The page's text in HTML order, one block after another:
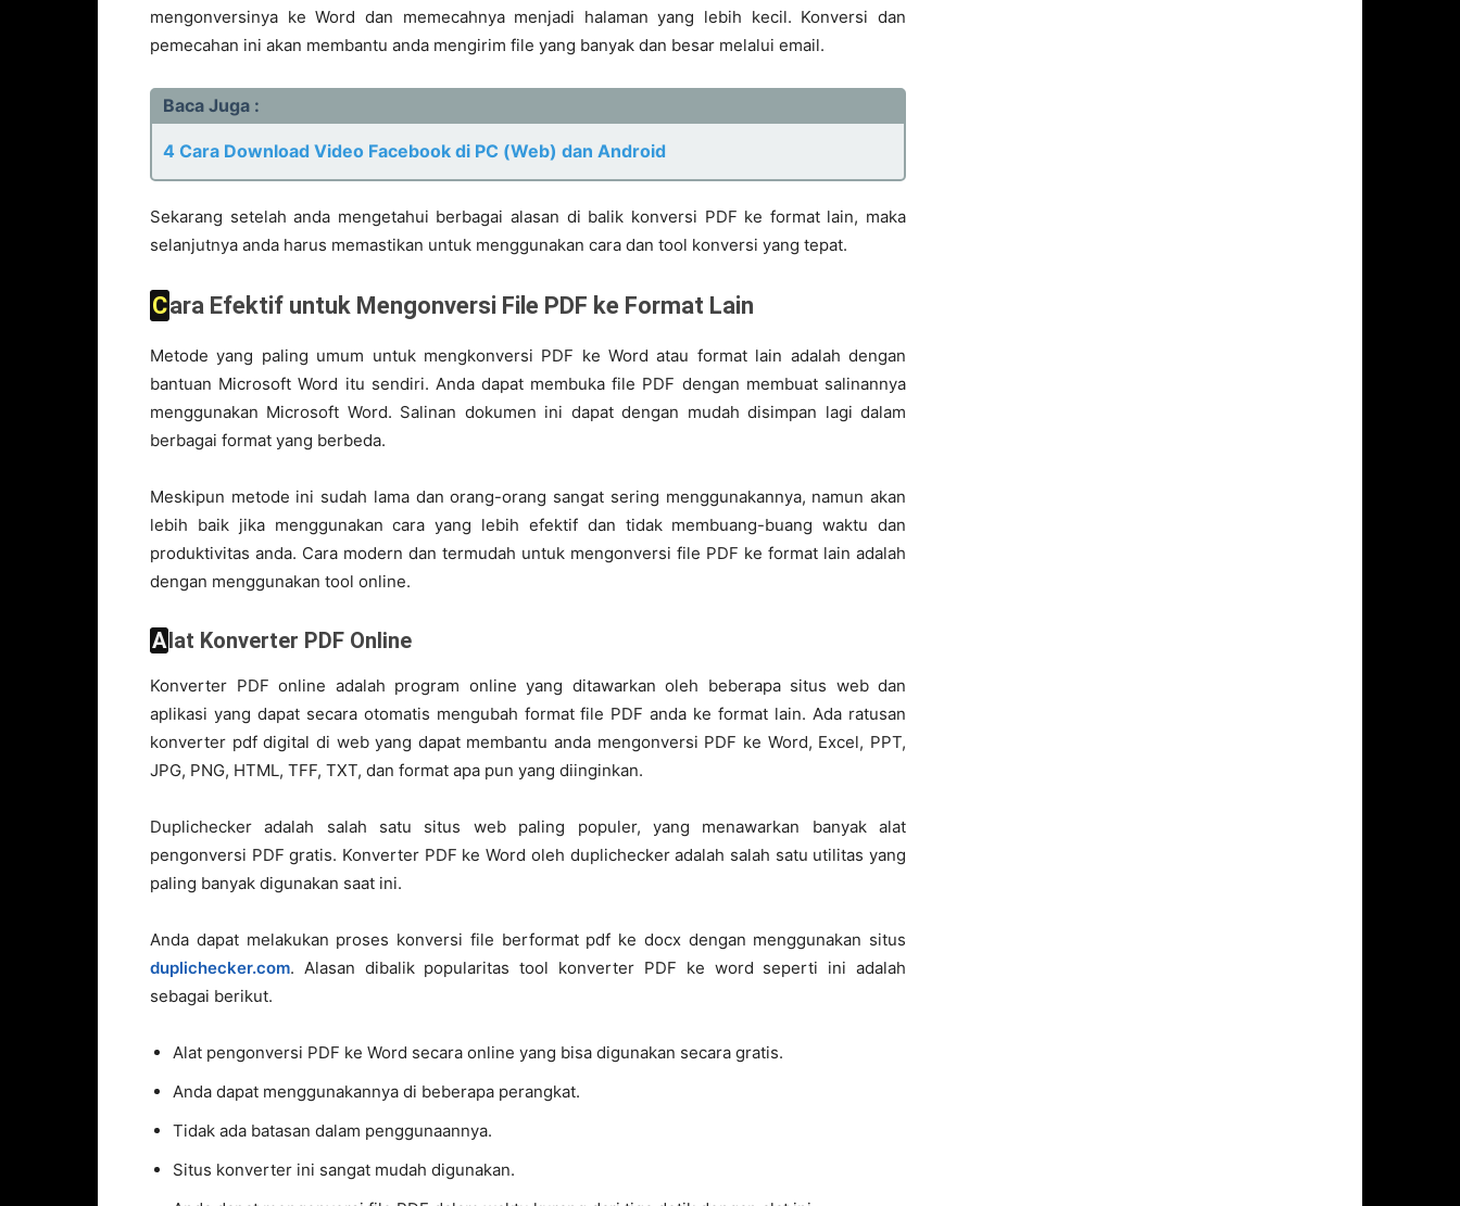
mengonversinya ke Word dan memecahnya menjadi halaman yang lebih kecil. Konversi dan
pemecahan ini akan membantu anda mengirim file yang banyak dan besar melalui email.
Baca Juga :
4 Cara Download Video Facebook di PC (Web) dan Android
Sekarang setelah anda mengetahui berbagai alasan di balik konversi PDF ke format lain, maka
selanjutnya anda harus memastikan untuk menggunakan cara dan tool konversi yang tepat.
Cara Efektif untuk Mengonversi File PDF ke Format Lain
Metode yang paling umum untuk mengkonversi PDF ke Word atau format lain adalah dengan
bantuan Microsoft Word itu sendiri. Anda dapat membuka file PDF dengan membuat salinannya
menggunakan Microsoft Word. Salinan dokumen ini dapat dengan mudah disimpan lagi dalam
berbagai format yang berbeda.
Meskipun metode ini sudah lama dan orang-orang sangat sering menggunakannya, namun akan
lebih baik jika menggunakan cara yang lebih efektif dan tidak membuang-buang waktu dan
produktivitas anda. Cara modern dan termudah untuk mengonversi file PDF ke format lain adalah
dengan menggunakan tool online.
Alat Konverter PDF Online
Konverter PDF online adalah program online yang ditawarkan oleh beberapa situs web dan
aplikasi yang dapat secara otomatis mengubah format file PDF anda ke format lain. Ada ratusan
konverter pdf digital di web yang dapat membantu anda mengonversi PDF ke Word, Excel, PPT,
JPG, PNG, HTML, TFF, TXT, dan format apa pun yang diinginkan.
Duplichecker adalah salah satu situs web paling populer, yang menawarkan banyak alat
pengonversi PDF gratis. Konverter PDF ke Word oleh duplichecker adalah salah satu utilitas yang
paling banyak digunakan saat ini.
Anda dapat melakukan proses konversi file berformat pdf ke docx dengan menggunakan situs
duplichecker.com. Alasan dibalik popularitas tool konverter PDF ke word seperti ini adalah
sebagai berikut.
Alat pengonversi PDF ke Word secara online yang bisa digunakan secara gratis.
Anda dapat menggunakannya di beberapa perangkat.
Tidak ada batasan dalam penggunaannya.
Situs konverter ini sangat mudah digunakan.